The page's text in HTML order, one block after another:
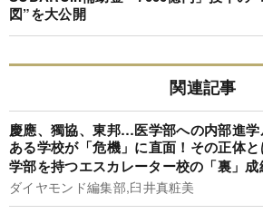
図”を大公開
関連記事
慶應、獨協、東邦…医学部への内部進
ある学校が「危機」に直面！その正体
学部を持つエスカレーター校の「裏」成
ダイヤモンド編集部,臼井真粧美